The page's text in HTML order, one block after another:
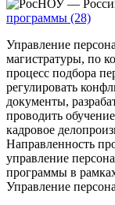
программы (28)
Управление
магистратуры, по
процесс подбора
регулировать
документы,
проводить
кадровое
Направленность
управление
программы в
Управление